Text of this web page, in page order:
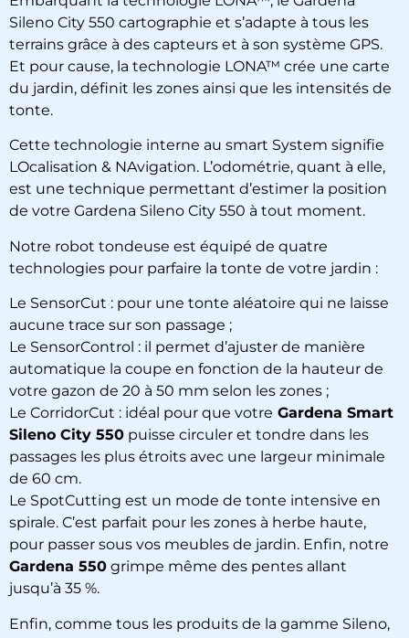
Sileno City 550 cartographie et s’adapte à tous les
terrains grâce à des capteurs et à son système GPS.
Et pour cause, la technologie LONA™ crée une carte
du jardin, définit les zones ainsi que les intensités de
tonte.
Cette technologie interne au smart System signifie
LOcalisation & NAvigation. L’odométrie, quant à elle,
est une technique permettant d’estimer la position
de votre Gardena Sileno City 550 à tout moment.
Notre robot tondeuse est équipé de quatre
technologies pour parfaire la tonte de votre jardin :
Le SensorCut : pour une tonte aléatoire qui ne laisse
aucune trace sur son passage ;
Le SensorControl : il permet d’ajuster de manière
automatique la coupe en fonction de la hauteur de
votre gazon de 20 à 50 mm selon les zones ;
Le CorridorCut : idéal pour que votre Gardena Smart
Sileno City 550 puisse circuler et tondre dans les
passages les plus étroits avec une largeur minimale
de 60 cm.
Le SpotCutting est un mode de tonte intensive en
spirale. C’est parfait pour les zones à herbe haute,
pour passer sous vos meubles de jardin. Enfin, notre
Gardena 550 grimpe même des pentes allant
jusqu’à 35 %.
Enfin, comme tous les produits de la gamme Sileno,